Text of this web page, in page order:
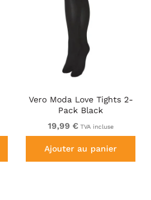
Vero Moda Love Tights 2-
Pack Black
19,99 € TVA incluse
Ajouter au panier